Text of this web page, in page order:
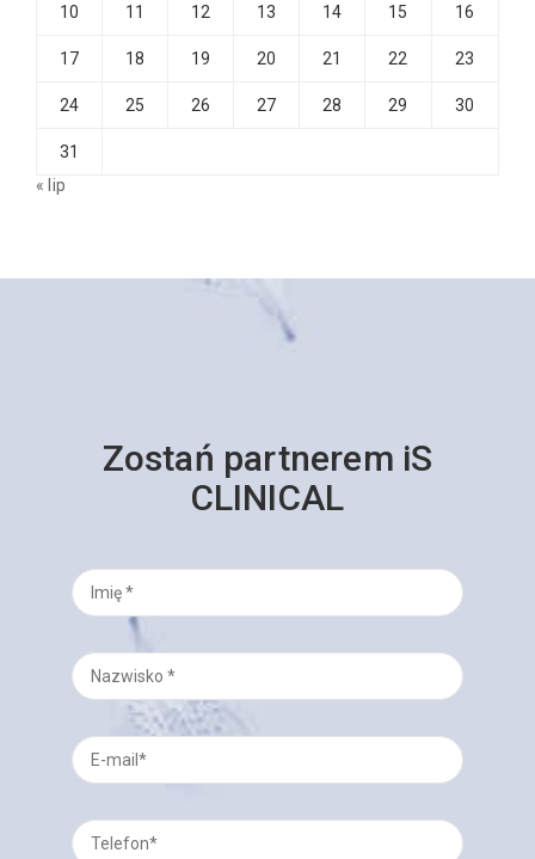
10 11 12 13 14 15 16
17 18 19 20 21 22 23
24 25 26 27 28 29 30
31
« lip
Zostań partnerem iS
CLINICAL